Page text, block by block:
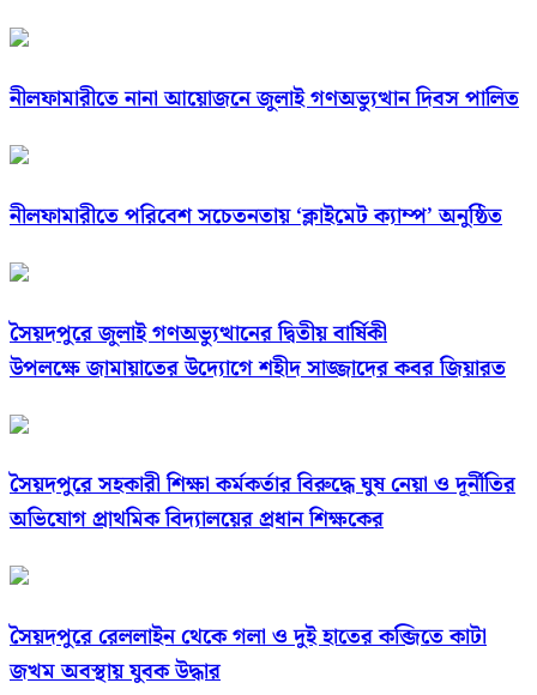
নীলফামারীতে নানা আয়োজনে জুলাই গণঅভ্যুত্থান দিবস পালিত
নীলফামারীতে পরিবেশ সচেতনতায় ‘ক্লাইমেট ক্যাম্প’ অনুষ্ঠিত
সৈয়দপুরে জুলাই গণঅভ্যুত্থানের দ্বিতীয় বার্ষিকী
উপলক্ষে জামায়াতের উদ্যোগে শহীদ সাজ্জাদের কবর জিয়ারত
সৈয়দপুরে সহকারী শিক্ষা কর্মকর্তার বিরুদ্ধে ঘুষ নেয়া ও দূর্নীতির
অভিযোগ প্রাথমিক বিদ্যালয়ের প্রধান শিক্ষকের
সৈয়দপুরে রেললাইন থেকে গলা ও দুই হাতের কব্জিতে কাটা
জখম অবস্থায় যুবক উদ্ধার